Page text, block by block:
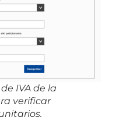
IVA de la
verificar